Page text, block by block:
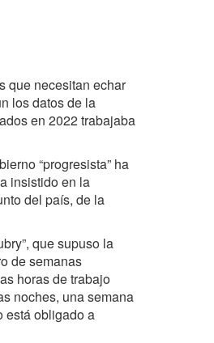
que necesitan echar
los datos de la
en 2022 trabajaba
“progresista” ha
insistido en la
del país, de la
que supuso la
de semanas
horas de trabajo
noches, una semana
está obligado a